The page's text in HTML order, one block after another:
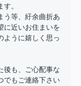
。
う等、紆余曲折あ
に近いお住まいを
ように嬉しく思っ
後も、ご心配事な
でもご連絡下さい